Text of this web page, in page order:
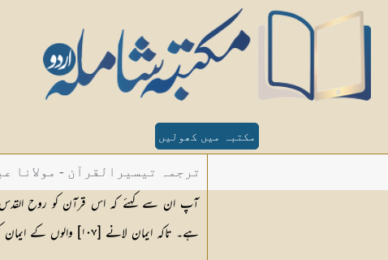
مکتبہ میں کھولیں
ترجمہ تیسیرالقرآن - مولانا
ہے۔ تاکہ ایمان لانے [١٠٧] والوں کے ایمان کو مضبوط بنا دے اور مسلمانوں کے لئے ہدایت اور بشارت ہے